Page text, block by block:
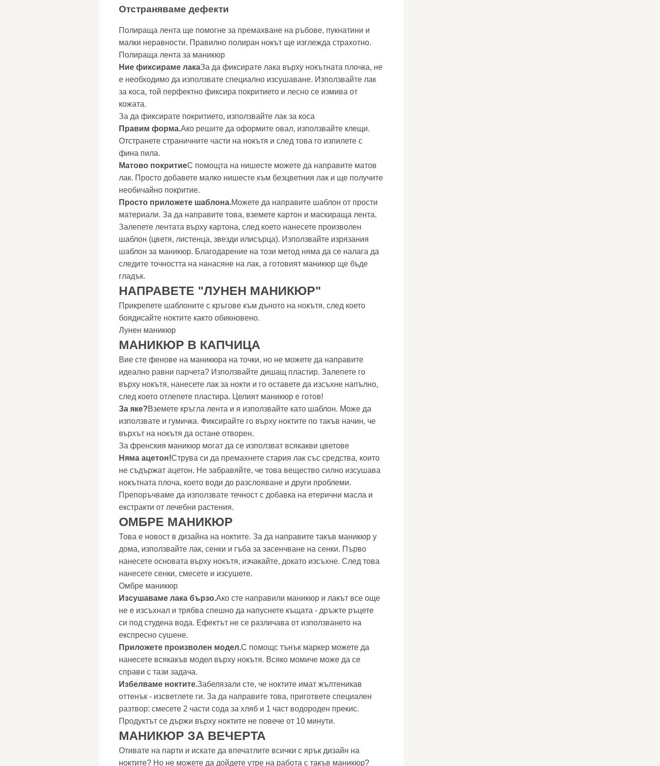
Отстраняваме дефекти
Полираща лента ще помогне за премахване на ръбове, пукнатини и
малки неравности. Правилно полиран нокът ще изглежда страхотно.
Полираща лента за маникюр
Ние фиксираме лакаЗа да фиксирате лака върху нокътната плочка, не
е необходимо да използвате специално изсушаване. Използвайте лак
за коса, той перфектно фиксира покритието и лесно се измива от
кожата.
За да фиксирате покритието, използвайте лак за коса
Правим форма.Ако решите да оформите овал, използвайте клещи.
Отстранете страничните части на нокътя и след това го изпилете с
фина пила.
Матово покритиеС помощта на нишесте можете да направите матов
лак. Просто добавете малко нишесте към безцветния лак и ще получите
необичайно покритие.
Просто приложете шаблона.Можете да направите шаблон от прости
материали. За да направите това, вземете картон и маскираща лента.
Залепете лентата върху картона, след което нанесете произволен
шаблон (цветя, листенца, звезди илисърца). Използвайте изрязания
шаблон за маникюр. Благодарение на този метод няма да се налага да
следите точността на нанасяне на лак, а готовият маникюр ще бъде
гладък.
НАПРАВЕТЕ "ЛУНЕН МАНИКЮР"
Прикрепете шаблоните с кръгове към дъното на нокътя, след което
боядисайте ноктите както обикновено.
Лунен маникюр
МАНИКЮР В КАПЧИЦА
Вие сте фенове на маникюра на точки, но не можете да направите
идеално равни парчета? Използвайте дишащ пластир. Залепете го
върху нокътя, нанесете лак за нокти и го оставете да изсъхне напълно,
след което отлепете пластира. Целият маникюр е готов!
За яке?Вземете кръгла лента и я използвайте като шаблон. Може да
използвате и гумичка. Фиксирайте го върху ноктите по такъв начин, че
върхът на нокътя да остане отворен.
За френския маникюр могат да се използват всякакви цветове
Няма ацетон!Струва си да премахнете стария лак със средства, които
не съдържат ацетон. Не забравяйте, че това вещество силно изсушава
нокътната плоча, което води до разслояване и други проблеми.
Препоръчваме да използвате течност с добавка на етерични масла и
екстракти от лечебни растения.
ОМБРЕ МАНИКЮР
Това е новост в дизайна на ноктите. За да направите такъв маникюр у
дома, използвайте лак, сенки и гъба за засенчване на сенки. Първо
нанесете основата върху нокътя, изчакайте, докато изсъхне. След това
нанесете сенки, смесете и изсушете.
Омбре маникюр
Изсушаваме лака бързо.Ако сте направили маникюр и лакът все още
не е изсъхнал и трябва спешно да напуснете къщата - дръжте ръцете
си под студена вода. Ефектът не се различава от използването на
експресно сушене.
Приложете произволен модел.С помощс тънък маркер можете да
нанесете всякакъв модел върху нокътя. Всяко момиче може да се
справи с тази задача.
Избелваме ноктите.Забелязали сте, че ноктите имат жълтеникав
оттенък - изсветлете ги. За да направите това, пригответе специален
разтвор: смесете 2 части сода за хляб и 1 част водороден прекис.
Продуктът се държи върху ноктите не повече от 10 минути.
МАНИКЮР ЗА ВЕЧЕРТА
Отивате на парти и искате да впечатлите всички с ярък дизайн на
ноктите? Но не можете да дойдете утре на работа с такъв маникюр?